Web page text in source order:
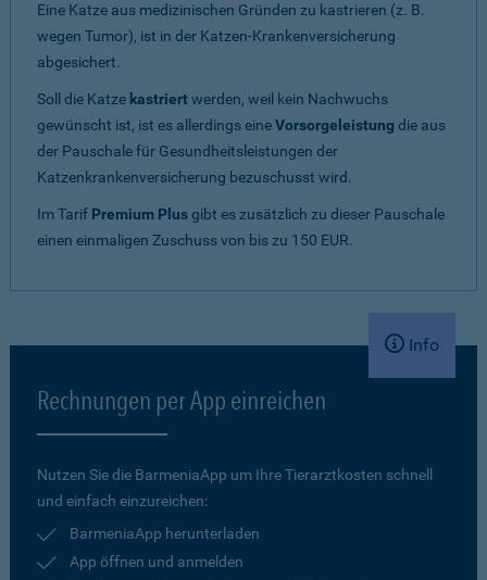
Eine Katze aus medizinischen Gründen zu kastrieren (z. B.
wegen Tumor), ist in der Katzen-Krankenversicherung
abgesichert.
Soll die Katze kastriertwerden, weil kein Nachwuchs
gewünscht ist, ist es allerdings eineVorsorgeleistung die aus
der Pauschale für Gesundheitsleistungen der
Katzenkrankenversicherung bezuschusst wird.
Im Tarif Premium Plusgibt es zusätzlich zu dieser Pauschale
einen einmaligen Zuschuss von bis zu 150 EUR.
Info
Rechnungen per App einreichen
Nutzen Sie die BarmeniaApp um Ihre Tierarztkosten schnell
und einfach einzureichen:
BarmeniaApp herunterladen
App öffnen und anmelden